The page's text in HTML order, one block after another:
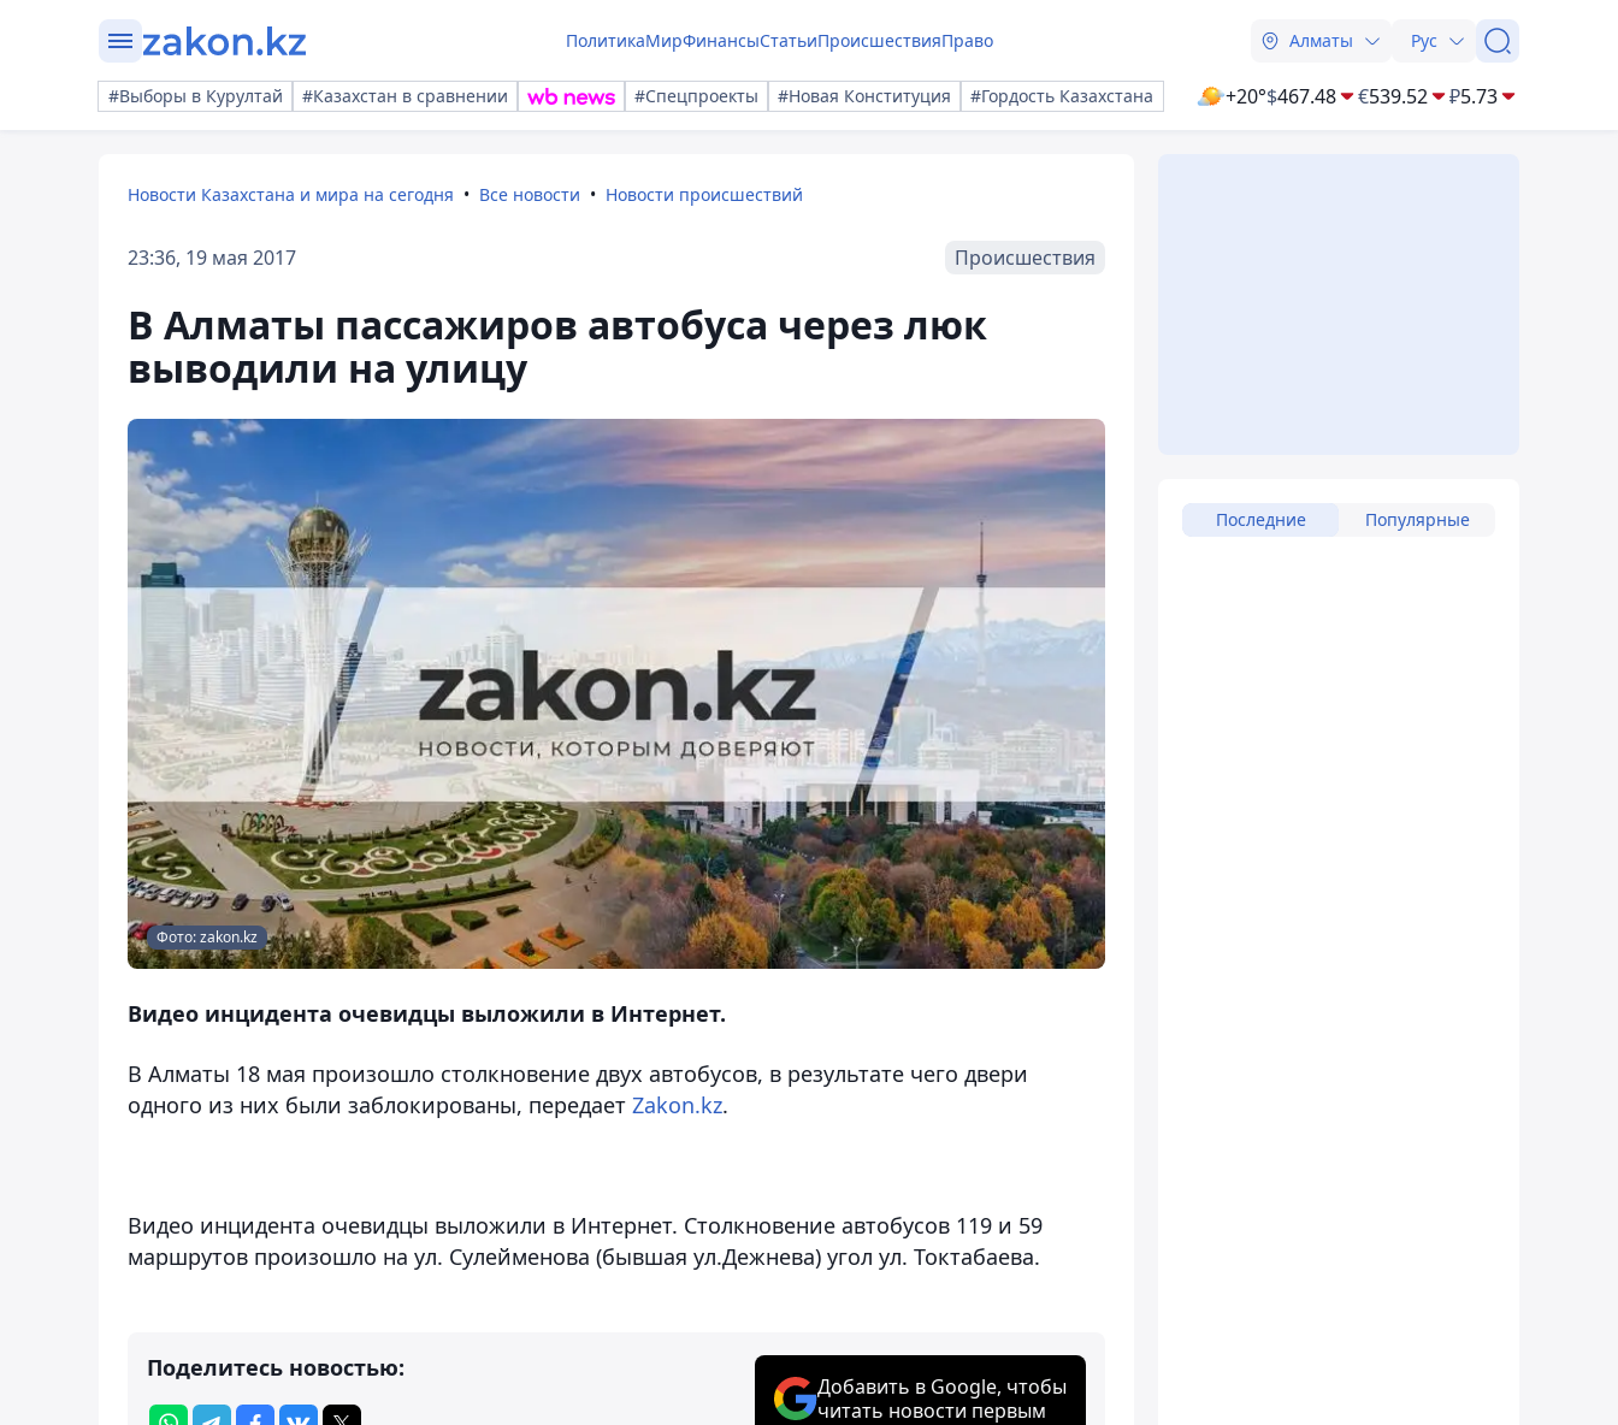
ПолитикаМирФинансыСтатьиПроисшествияПраво Алматы Рус
#Выборы в Курултай #Казахстан в сравнении #Спецпроекты #Новая Конституция #Гордость Казахстана +20°$467.48 €539.52 ₽5.73
Новости Казахстана и мира на сегодня Все новости Новости происшествий
23:36, 19 мая 2017 Происшествия
В Алматы пассажиров автобуса через люк
выводили на улицу
Фото: zakon.kz
Видео инцидента очевидцы выложили в Интернет.
В Алматы 18 мая произошло столкновение двух автобусов, в результате чего двери
одного из них были заблокированы, передает Zakon.kz.
Видео инцидента очевидцы выложили в Интернет. Столкновение автобусов 119 и 59
маршрутов произошло на ул. Сулейменова (бывшая ул.Дежнева) угол ул. Токтабаева.
Поделитесь новостью:
Добавить в Google, чтобы
читать новости первым
Последние Популярные